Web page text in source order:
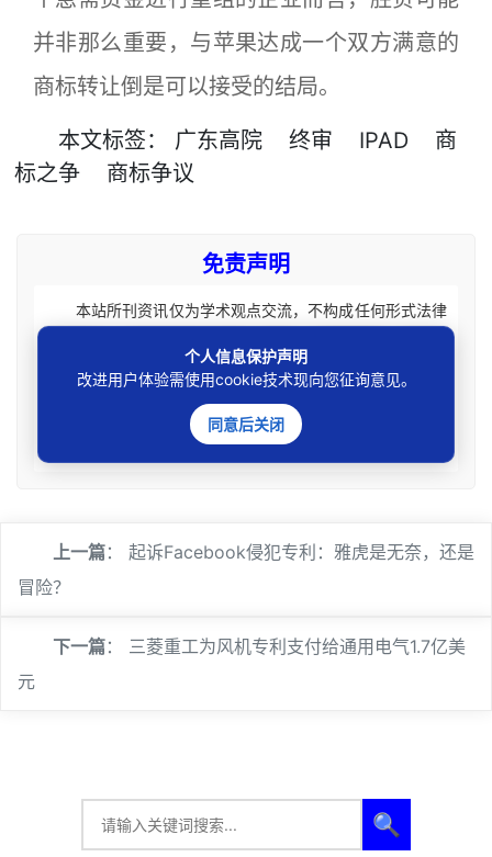
并非那么重要，与苹果达成一个双方满意的
商标转让倒是可以接受的结局。
本文标签： 广东高院 终审 IPAD
商
标之争
商标争议
免责声明
本站所刊资讯仅为学术观点交流，不构成任何形式法律
搬硬套处理具体个案纠纷，由此产生的一切法律后果皆由您
自担全责。如您有相关法律事务需要办理请联系咨询专业执
业律师获取针对性法律意见。本站刊载内容版权归原权利
人，如涉及您的权益可联系处理。
上一篇： 起诉Facebook侵犯专利：雅虎是无奈，还是
冒险？
下一篇： 三菱重工为风机专利支付给通用电气1.7亿美
元
🔍
个人信息保护声明
改进用户体验需使用cookie技术现向您征询意见。
同意后关闭